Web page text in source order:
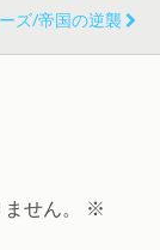
ズ/帝国の逆襲
せん。
※